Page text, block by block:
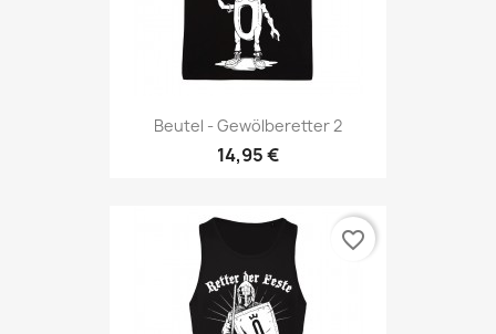
Beutel - Gewölberetter 2
14,95 €
favorite_border